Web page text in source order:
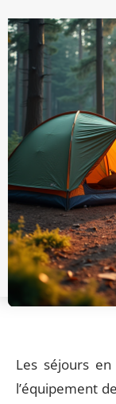
Les séjours
l’équipement